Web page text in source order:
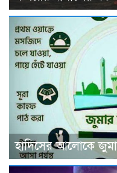
হাদিসের আলোকে